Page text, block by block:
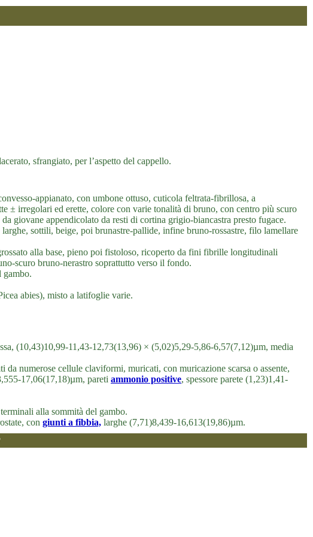
sfrangiato, per l’aspetto del cappello.
appianato, con umbone ottuso, cuticola feltrata-fibrillosa, a
± irregolari ed erette, colore con varie tonalità di bruno, con centro più scuro
giovane appendicolato da resti di cortina grigio-biancastra presto fugace.
sottili, beige, poi brunastre-pallide, infine bruno-rossastre, filo lamellare
alla base, pieno poi fistoloso, ricoperto da fini fibrille longitudinali
scuro bruno-nerastro soprattutto verso il fondo.
gambo.
abies), misto a latifoglie varie.
(10,43)10,99-11,43-12,73(13,96) × (5,02)5,29-5,86-6,57(7,12)µm, media
da numerose cellule claviformi, muricati, con muricazione scarsa o assente,
17,06(17,18)µm, pareti ammonio positive, spessore parete (1,23)1,41-
alla sommità del gambo.
con giunti a fibbia, larghe (7,71)8,439-16,613(19,86)µm.